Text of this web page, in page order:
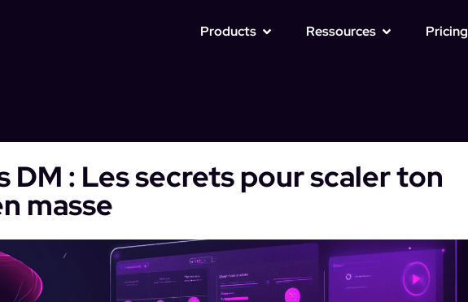
Products Ressources Pricing
DM : Les secrets pour scaler ton
masse